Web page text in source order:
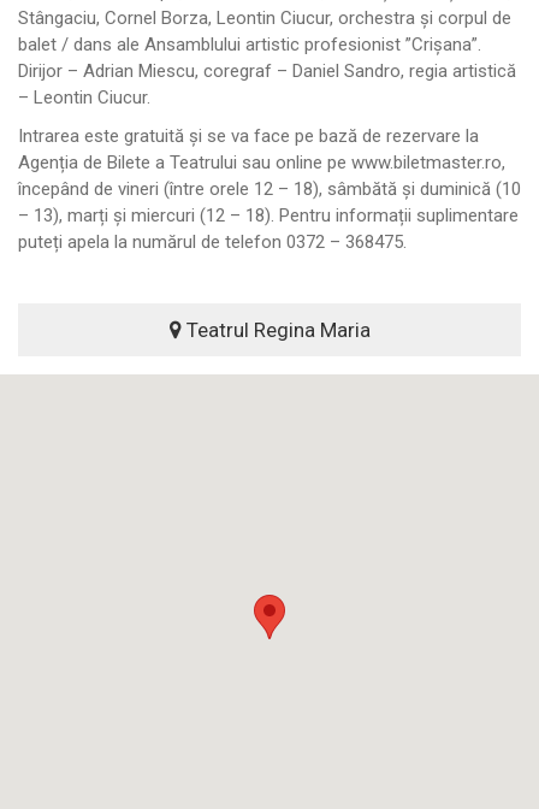
Stângaciu, Cornel Borza, Leontin Ciucur, orchestra și corpul de
balet / dans ale Ansamblului artistic profesionist ”Crișana”.
Dirijor – Adrian Miescu, coregraf – Daniel Sandro, regia artistică
– Leontin Ciucur.
Intrarea este gratuită și se va face pe bază de rezervare la
Agenția de Bilete a Teatrului sau online pe www.biletmaster.ro,
începând de vineri (între orele 12 – 18), sâmbătă și duminică (10
– 13), marți și miercuri (12 – 18). Pentru informații suplimentare
puteți apela la numărul de telefon 0372 – 368475.
Teatrul Regina Maria